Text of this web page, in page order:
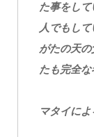
た事をし
人でもし
がたの天
たも完全な
マタイに